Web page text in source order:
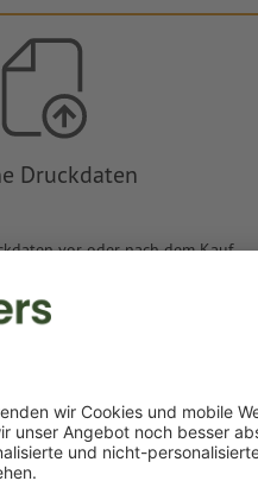
Druckdaten
vor oder nach dem Kauf